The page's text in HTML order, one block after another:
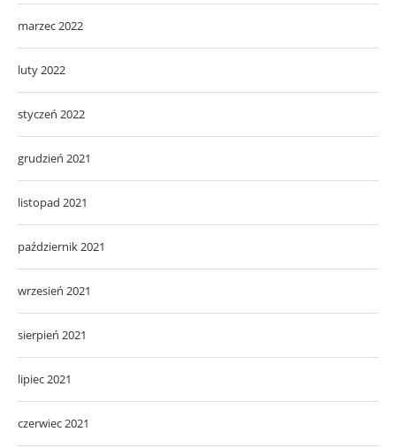
marzec 2022
luty 2022
styczeń 2022
grudzień 2021
listopad 2021
październik 2021
wrzesień 2021
sierpień 2021
lipiec 2021
czerwiec 2021